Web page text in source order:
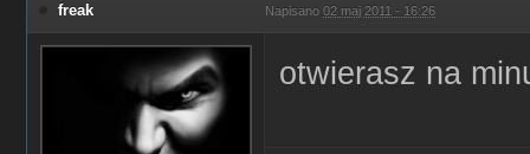
freak Napisano 02 maj 2011 - 16:26
otwierasz na